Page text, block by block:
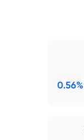
0.56%